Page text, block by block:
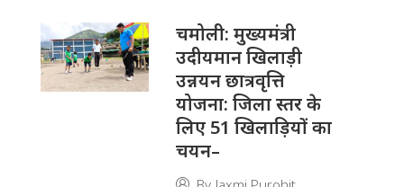
चमोली: मुख्यमंत्री
उदीयमान खिलाड़ी
उन्नयन छात्रवृत्ति
योजना: जिला स्तर के
लिए 51 खिलाड़ियों का
चयन–